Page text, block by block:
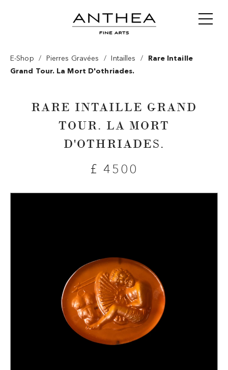
E-Shop / Pierres Gravées / Intailles /
Rare Intaille
Grand Tour. La Mort D'othriades.
RARE INTAILLE GRAND
TOUR. LA MORT
D'OTHRIADES.
£ 4500